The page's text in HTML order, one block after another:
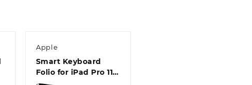
Apple
Smart Keyboard
Folio for iPad Pro 11-
inch (3rd